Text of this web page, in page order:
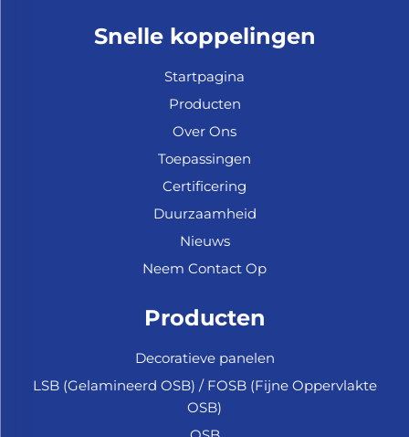
Snelle koppelingen
Startpagina
Producten
Over Ons
Toepassingen
Certificering
Duurzaamheid
Nieuws
Neem Contact Op
Producten
Decoratieve panelen
LSB (Gelamineerd OSB) / FOSB (Fijne Oppervlakte
OSB)